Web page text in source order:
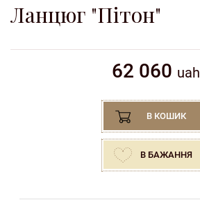
Ланцюг "Пітон"
62 060 uah
В КОШИК
В БАЖАННЯ